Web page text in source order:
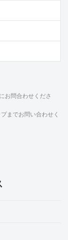
お問合わせくださ
までお問い合わせく